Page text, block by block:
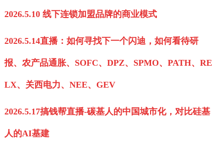
2026.5.10 线下连锁加盟品牌的商业模式
2026.5.14直播：如何寻找下一个闪迪，如何看待研
报、农产品通胀、SOFC、DPZ、SPMO、PATH、RE
LX、关西电力、NEE、GEV
2026.5.17搞钱帮直播-碳基人的中国城市化，对比硅基
人的AI基建